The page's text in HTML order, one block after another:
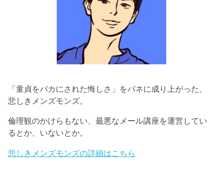
「童貞をバカにされた悔しさ」をバネに成り上がった、
悲しきメンズモンズ。
倫理観のかけらもない、最悪なメール講座を運営してい
るとか、いないとか。
悲しきメンズモンズの詳細はこちら